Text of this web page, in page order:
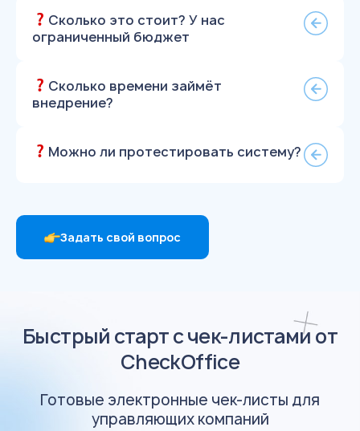
Сколько это стоит? У нас
ограниченный бюджет
Сколько времени займёт
внедрение?
Можно ли протестировать систему?
Задать свой вопрос
Быстрый старт с чек-листами от
CheckOffice
Готовые электронные чек-листы для
управляющих компаний